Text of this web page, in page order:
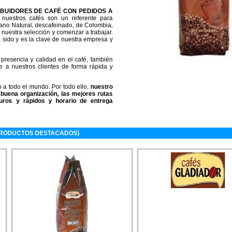
DE CAFÉ CON PEDIDOS A
cafés son un referente para
Natural, descafeinado, de Colombia,
selección y comenzar a trabajar.
sido y es la clave de nuestra empresa y
y calidad en el café, también
a nuestros clientes de forma rápida y
a todo el mundo. Por todo ello, nuestro
organización, las mejores rutas
y rápidos y horario de entrega
DESTACADOS)